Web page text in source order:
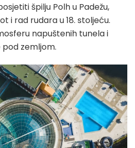
špilju Polh u Padežu,
i rad rudara u 18. stoljeću.
napuštenih tunela i
zemljom.